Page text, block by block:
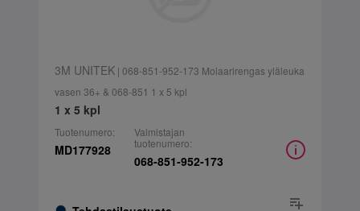
3M UNITEK| 068-851-952-173 Molaarirengas yläleuka
vasen 36+ & 068-851 1 x 5 kpl
1 x 5 kpl
Tuotenumero:
MD177928
Valmistajan
tuotenumero:
068-851-952-173